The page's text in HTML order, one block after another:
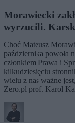
Morawiecki
wyrzucili.
Choć Mateusz
października powoła
członkiem Prawa i
kilkudziesięciu
wielu z nas ważne
Zero.pl prof. Karol